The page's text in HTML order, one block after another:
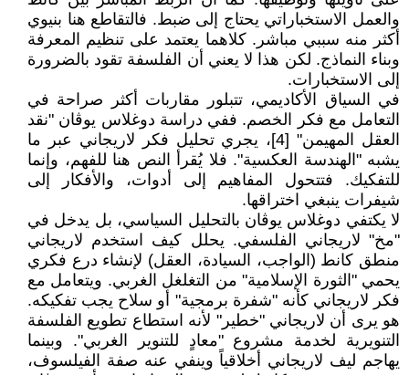
والعمل الاستخباراتي يحتاج إلى ضبط. فالتقاطع هنا بنيوي
أكثر منه سببي مباشر. كلاهما يعتمد على تنظيم المعرفة
وبناء النماذج. لكن هذا لا يعني أن الفلسفة تقود بالضرورة
إلى الاستخبارات.
في السياق الأكاديمي، تتبلور مقاربات أكثر صراحة في
التعامل مع فكر الخصم. ففي دراسة دوغلاس يوڤان "نقد
العقل المهيمن" [4]، يجري تحليل فكر لاريجاني عبر ما
يشبه "الهندسة العكسية". فلا يُقرأ النص هنا للفهم، وإنما
للتفكيك. فتتحول المفاهيم إلى أدوات، والأفكار إلى
شيفرات ينبغي اختراقها.
لا يكتفي دوغلاس يوڤان بالتحليل السياسي، بل يدخل في
"مخ" لاريجاني الفلسفي. يحلل كيف استخدم لاريجاني
منطق كانط (الواجب، السيادة، العقل) لإنشاء درع فكري
يحمي "الثورة الإسلامية" من التغلغل الغربي. ويتعامل مع
فكر لاريجاني كأنه "شفرة برمجية" أو سلاح يجب تفكيكه.
هو يرى أن لاريجاني "خطير" لأنه استطاع تطويع الفلسفة
التنويرية لخدمة مشروع "معادٍ للتنوير الغربي". وبينما
يهاجم ليف لاريجاني أخلاقياً وينفي عنه صفة الفيلسوف،